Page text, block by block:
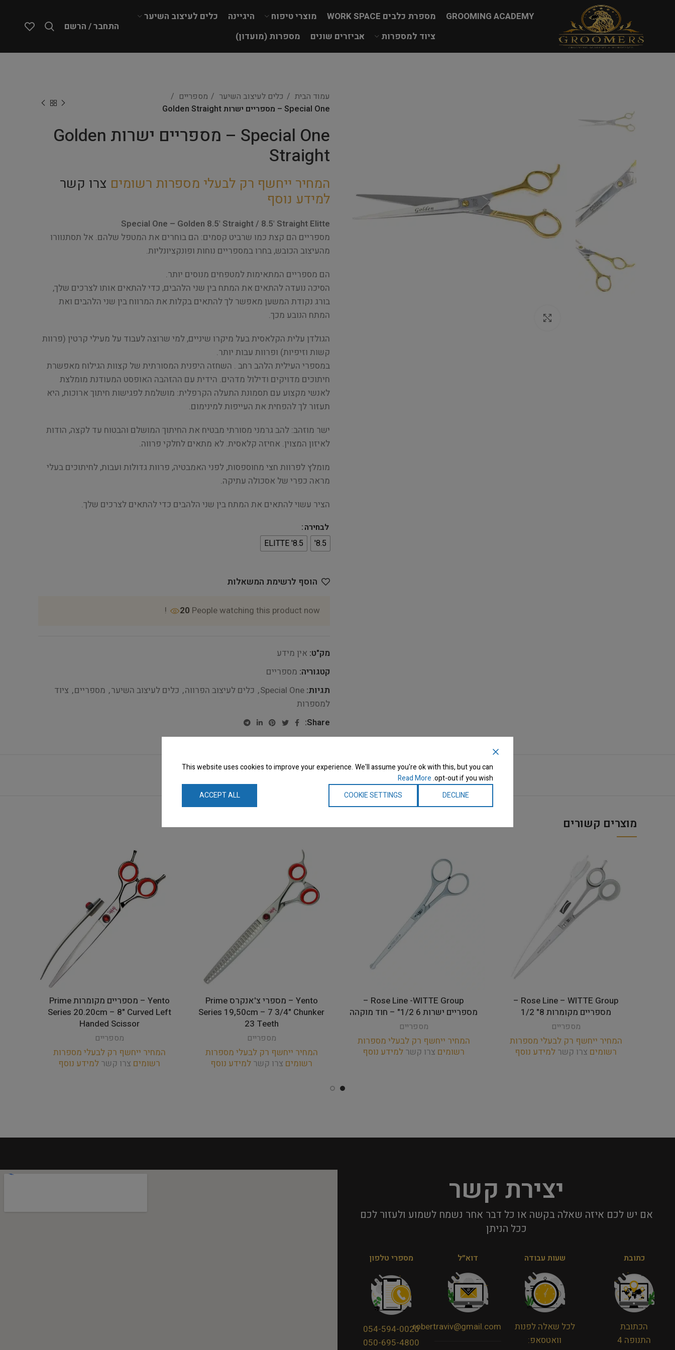
GROOMING ACADEMY מספרת כלבים WORK SPACE מוצרי טיפוח היגיינה
כלים לעיצוב השיער
ציוד למספרות
אביזרים שונים מספרות (מועדון)
התחבר / הרשם
עמוד הבית כלים לעיצוב השיער
מספריים
Special One – מספריים ישרות Golden Straight
Special One – מספריים ישרות Golden
Straight
המחיר ייחשף רק לבעלי מספרות רשומים צרו קשר
למידע נוסף
Special One – Golden 8.5' Straight / 8.5' Straight Elitte
מספריים הם קצת כמו שרביט קסמים: הם בוחרים את המטפל שלהם. אל תסתנוורו
מהעיצוב הכובש, בחרו במספריים נוחות ופונקציונליות.
הם מספריים המתאימות למטפחים מנוסים יותר.
הסיכה נועדה להתאים את המתח בין שני הלהבים, כדי להתאים אותו לצרכים שלך,
בורג נקודת המשען מאפשר לך להתאים בקלות את המרווח בין שני הלהבים ואת
המתח הנובע מכך.
הגולדן עלית הקלאסית בעל מיקרו שיניים, למי שרוצה לעבוד על מעילי קרטין (פרוות
קשות וזיפיות) ופרוות עבות יותר.
במספרי העילית הלהב רחב . השחזה היפנית המסורתית של קצוות הגילוח מאפשרת
חיתוכים מדויקים ודילול מדהים. הידית עם ההזהבה האופסט המעודנת מומלצת
לאנשי מקצוע עם תסמונת התעלה הקרפלית: מושלמת לפגישות חיתוך ארוכות, היא
תעזור לך להפחית את העייפות למינימום.
ישר מוזהב: להב גרמני מסורתי מבטיח את החיתוך המושלם והבטוח עד לקצה, הודות
לאיזון המצוין. אחיזה קלאסית. לא מתאים לחלקי פרווה.
מומלץ לפרוות חצי מחוספסות, לפני האמבטיה, פרוות גדולות ועבות, לחיתוכים בעלי
מראה כפרי של אסכולה עתיקה.
הציר עשוי להתאים את המתח בין שני הלהבים כדי להתאים לצרכים שלך.
לבחירה
8.5'
8.5' ELITTE
הוסף לרשימת המשאלות
20 People watching this product now!
מק"ט: אין מידע
קטגוריה: מספריים
תגיות: Special One
, כלים לעיצוב הפרווה, כלים לעיצוב השיער, מספריים, ציוד
למספרות
Share:
מוצרים קשורים
Rose Line – WITTE Group –
מספריים מקומרות 8" 1/2
מספריים
המחיר ייחשף רק לבעלי מספרות
רשומים צרו קשר למידע נוסף
Rose Line -WITTE Group –
מספריים ישרות 6 1/2" – חוד מוקהה
מספריים
המחיר ייחשף רק לבעלי מספרות
רשומים צרו קשר למידע נוסף
Yento – מספרי צ'אנקרס Prime
Series 19,50cm – 7 3/4" Chunker
23 Teeth
מספריים
המחיר ייחשף רק לבעלי מספרות
רשומים צרו קשר למידע נוסף
Yento – מספריים מקומרות Prime
Series 20.20cm – 8" Curved Left
Handed Scissor
מספריים
המחיר ייחשף רק לבעלי מספרות
רשומים צרו קשר למידע נוסף
יצירת קשר
אם יש לכם איזה שאלה בקשה או כל דבר אחר נשמח לשמוע ולעזור לכם
ככל הניתן​
כתובת
הכתובת
התנופה 4
שעות עבודה
לכל שאלה לפנות
וואטסאפ:
דוא״ל
robertraviv@gmail.com
מספרי טלפון
054-594-0020
050-695-4800
This website uses cookies to improve your experience. We'll assume you're ok with this, but you can
opt-out if you wish.
Read More
DECLINE
COOKIE SETTINGS
ACCEPT ALL